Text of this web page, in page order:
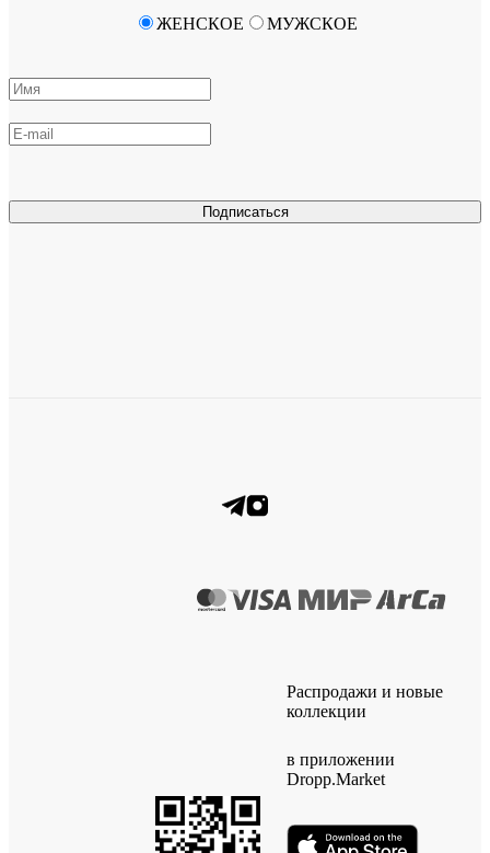
Подписаться
ЖЕНСКОЕ МУЖСКОЕ
Распродажи и новые
коллекции
в приложении
Dropp.Market